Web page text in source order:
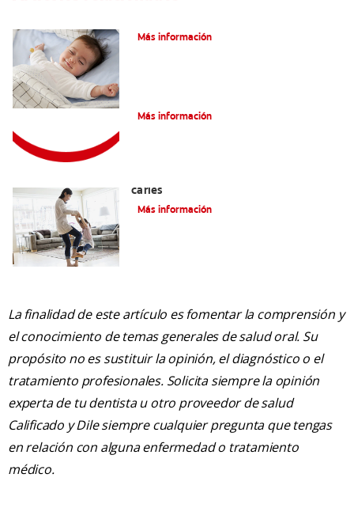
Más información
Más información
caries
Más información
La finalidad de este artículo es fomentar la comprensión y
el conocimiento de temas generales de salud oral. Su
propósito no es sustituir la opinión, el diagnóstico o el
tratamiento profesionales. Solicita siempre la opinión
experta de tu dentista u otro proveedor de salud
Calificado y Dile siempre cualquier pregunta que tengas
en relación con alguna enfermedad o tratamiento
médico.